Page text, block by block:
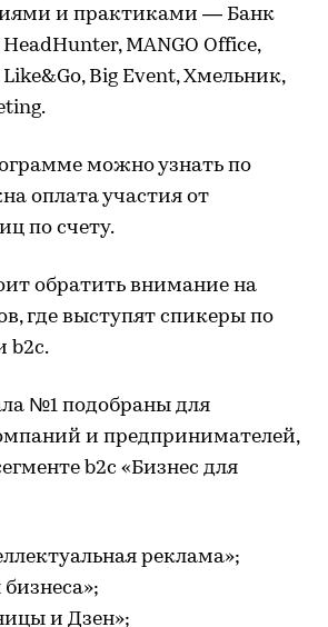
и практиками — Банк
MANGO Office,
Big Event, Хмельник,
можно узнать по
оплата участия от
по счету.
обратить внимание на
где выступят спикеры по
b2c.
№1 подобраны для
и предпринимателей,
b2c «Бизнес для
реклама»;
и Дзен»;